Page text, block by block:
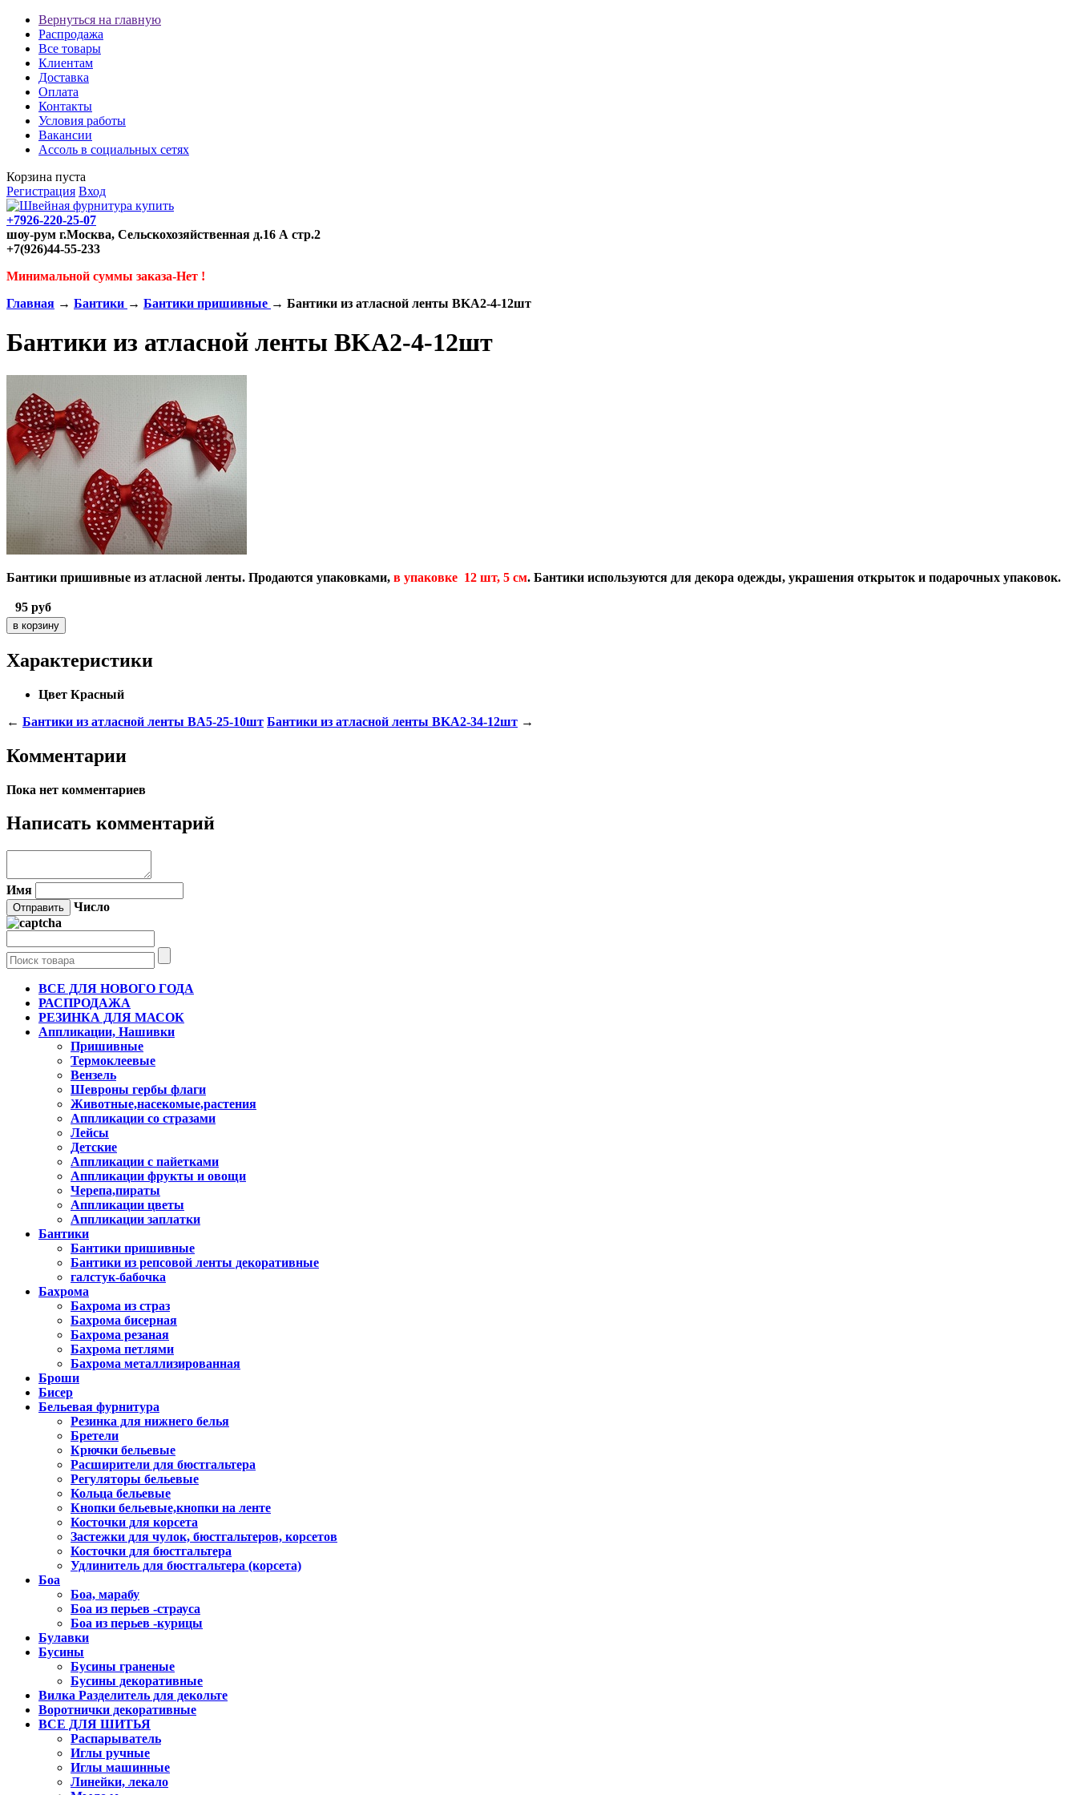
Вернуться на главную
Распродажа
Все товары
Клиентам
Доставка
Оплата
Контакты
Условия работы
Вакансии
Ассоль в социальных сетях
Корзина пуста
Регистрация Вход
+7926-220-25-07
шоу-рум г.Москва, Сельскохозяйственная д.16 А стр.2
+7(926)44-55-233
Минимальной суммы заказа-Нет !
Главная → Бантики → Бантики пришивные → Бантики из атласной ленты BKA2-4-12шт
Бантики из атласной ленты BKA2-4-12шт
Бантики пришивные из атласной ленты. Продаются упаковками, в упаковке 12 шт, 5 см. Бантики используются для декора одежды, украшения открыток и подарочных упаковок.
95 руб
Характеристики
Цвет Красный
← Бантики из атласной ленты BA5-25-10шт Бантики из атласной ленты BKA2-34-12шт →
Комментарии
Пока нет комментариев
Написать комментарий
Имя
Число
ВСЕ ДЛЯ НОВОГО ГОДА
РАСПРОДАЖА
РЕЗИНКА ДЛЯ МАСОК
Аппликации, Нашивки
Пришивные
Термоклеевые
Вензель
Шевроны гербы флаги
Животные,насекомые,растения
Аппликации со стразами
Лейсы
Детские
Аппликации с пайетками
Аппликации фрукты и овощи
Черепа,пираты
Аппликации цветы
Аппликации заплатки
Бантики
Бантики пришивные
Бантики из репсовой ленты декоративные
галстук-бабочка
Бахрома
Бахрома из страз
Бахрома бисерная
Бахрома резаная
Бахрома петлями
Бахрома металлизированная
Броши
Бисер
Бельевая фурнитура
Резинка для нижнего белья
Бретели
Крючки бельевые
Расширители для бюстгальтера
Регуляторы бельевые
Кольца бельевые
Кнопки бельевые,кнопки на ленте
Косточки для корсета
Застежки для чулок, бюстгальтеров, корсетов
Косточки для бюстгальтера
Удлинитель для бюстгальтера (корсета)
Боа
Боа, марабу
Боа из перьев -страуса
Боа из перьев -курицы
Булавки
Бусины
Бусины граненые
Бусины декоративные
Вилка Разделитель для декольте
Воротнички декоративные
ВСЕ ДЛЯ ШИТЬЯ
Распарыватель
Иглы ручные
Иглы машинные
Линейки, лекало